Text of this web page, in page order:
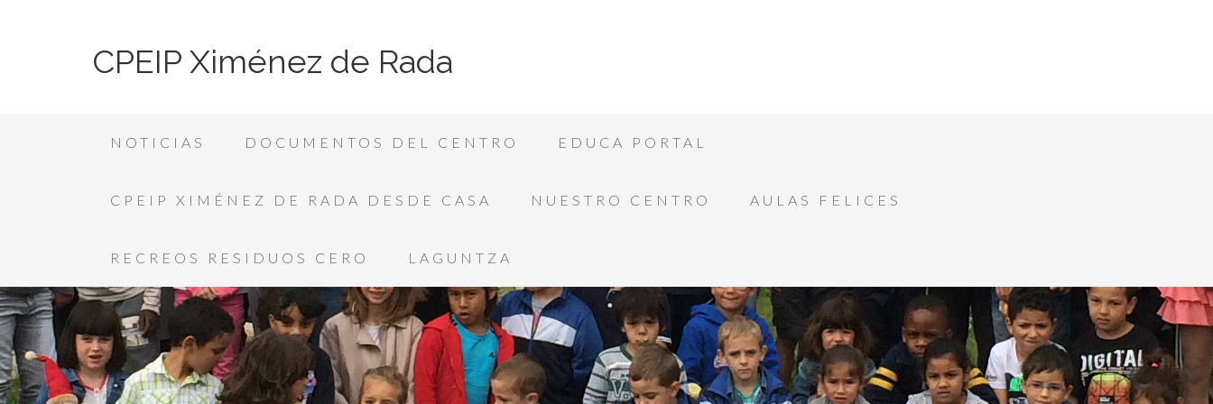
CPEIP Ximénez de Rada
NOTICIAS DOCUMENTOS DEL CENTRO EDUCA PORTAL
CPEIP XIMÉNEZ DE RADA DESDE CASA NUESTRO CENTRO AULAS FELICES
RECREOS RESIDUOS CERO LAGUNTZA